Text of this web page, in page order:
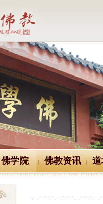
佛学院 | 佛教资讯 | 道